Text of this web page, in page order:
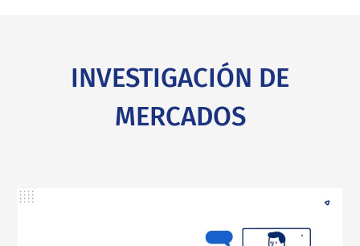
INVESTIGACIÓN DE
MERCADOS